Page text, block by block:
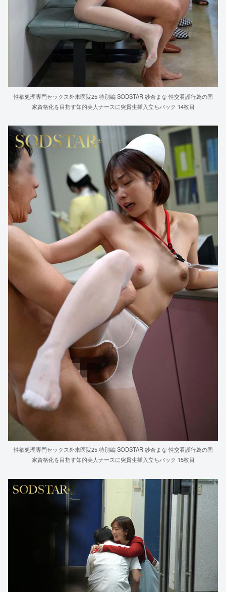
性欲処理専門セックス外来医院25 特別編 SODSTAR 紗倉まな 性交看護行為の国
家資格化を目指す知的美人ナースに突貫生挿入立ちバック 14枚目
性欲処理専門セックス外来医院25 特別編 SODSTAR 紗倉まな 性交看護行為の国
家資格化を目指す知的美人ナースに突貫生挿入立ちバック 15枚目